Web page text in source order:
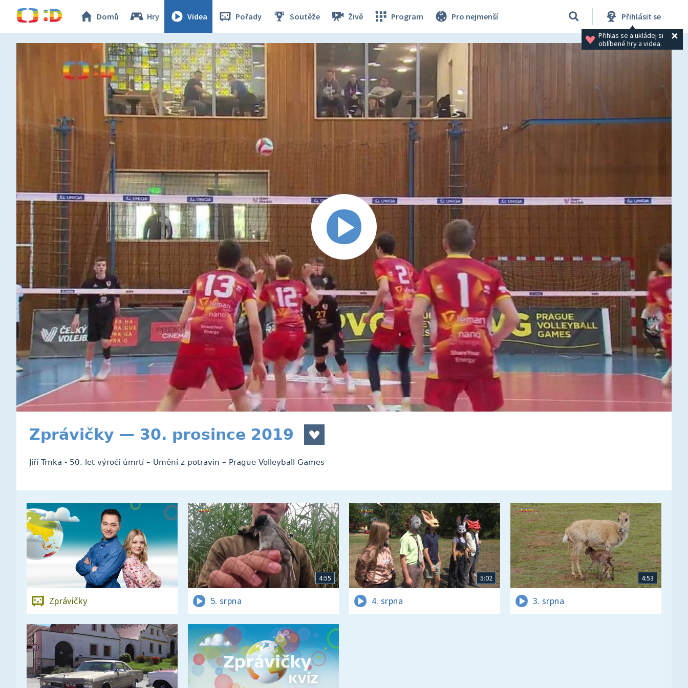
Domů Hry Videa Pořady Soutěže Živě Program Pro nejmenší Přihlásit se
Přihlas se a ukládej si
oblíbené hry a videa.
Zprávičky — 30. prosince 2019
Jiří Trnka - 50. let výročí úmrtí – Umění z potravin – Prague Volleyball Games
Zprávičky
4:55
5. srpna
5:02
4. srpna
4:53
3. srpna